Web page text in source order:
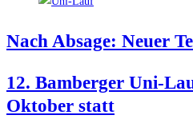
Nach Absa­ge: Neu­er
12. Bam­ber­ger Uni-
Okto­ber statt